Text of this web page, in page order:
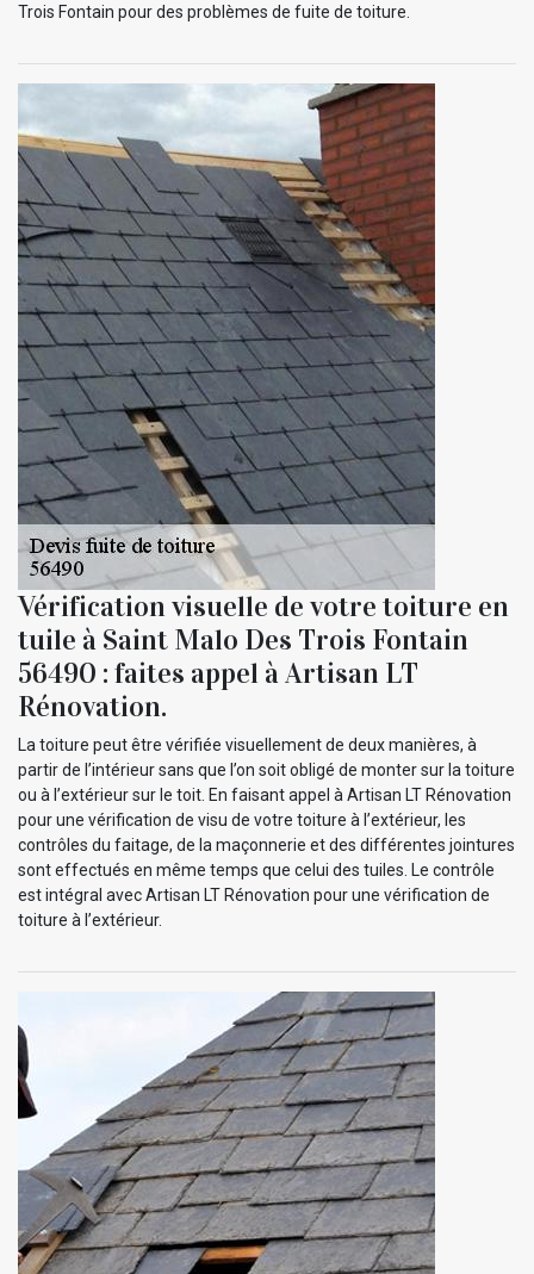
Trois Fontain pour des problèmes de fuite de toiture.
Vérification visuelle de votre toiture en
tuile à Saint Malo Des Trois Fontain
56490 : faites appel à Artisan LT
Rénovation.
La toiture peut être vérifiée visuellement de deux manières, à
partir de l’intérieur sans que l’on soit obligé de monter sur la toiture
ou à l’extérieur sur le toit. En faisant appel à Artisan LT Rénovation
pour une vérification de visu de votre toiture à l’extérieur, les
contrôles du faitage, de la maçonnerie et des différentes jointures
sont effectués en même temps que celui des tuiles. Le contrôle
est intégral avec Artisan LT Rénovation pour une vérification de
toiture à l’extérieur.